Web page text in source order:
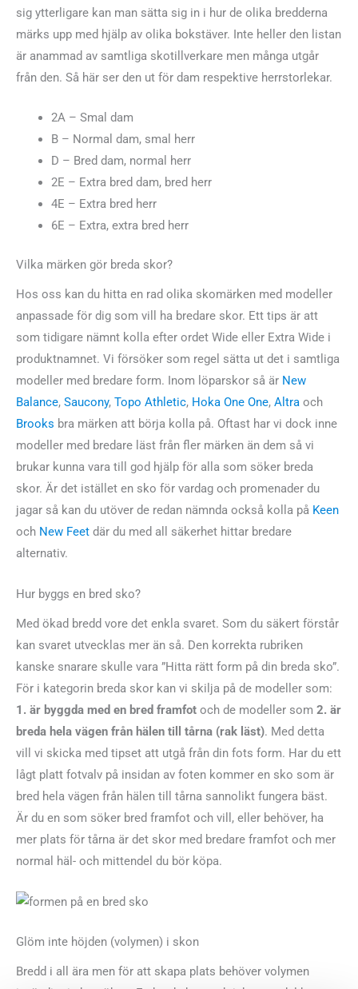
sig ytterligare kan man sätta sig in i hur de olika bredderna
märks upp med hjälp av olika bokstäver. Inte heller den listan
är anammad av samtliga skotillverkare men många utgår
från den. Så här ser den ut för dam respektive herrstorlekar.
2A – Smal dam
B – Normal dam, smal herr
D – Bred dam, normal herr
2E – Extra bred dam, bred herr
4E – Extra bred herr
6E – Extra, extra bred herr
Vilka märken gör breda skor?
Hos oss kan du hitta en rad olika skomärken med modeller
anpassade för dig som vill ha bredare skor. Ett tips är att
som tidigare nämnt kolla efter ordet Wide eller Extra Wide i
produktnamnet. Vi försöker som regel sätta ut det i samtliga
modeller med bredare form. Inom löparskor så är New
Balance, Saucony, Topo Athletic, Hoka One One, Altra och
Brooks bra märken att börja kolla på. Oftast har vi dock inne
modeller med bredare läst från fler märken än dem så vi
brukar kunna vara till god hjälp för alla som söker breda
skor. Är det istället en sko för vardag och promenader du
jagar så kan du utöver de redan nämnda också kolla på Keen
och New Feet där du med all säkerhet hittar bredare
alternativ.
Hur byggs en bred sko?
Med ökad bredd vore det enkla svaret. Som du säkert förstår
kan svaret utvecklas mer än så. Den korrekta rubriken
kanske snarare skulle vara ”Hitta rätt form på din breda sko”.
För i kategorin breda skor kan vi skilja på de modeller som:
1. är byggda med en bred framfot och de modeller som 2. är
breda hela vägen från hälen till tårna (rak läst). Med detta
vill vi skicka med tipset att utgå från din fots form. Har du ett
lågt platt fotvalv på insidan av foten kommer en sko som är
bred hela vägen från hälen till tårna sannolikt fungera bäst.
Är du en som söker bred framfot och vill, eller behöver, ha
mer plats för tårna är det skor med bredare framfot och mer
normal häl- och mittendel du bör köpa.
Glöm inte höjden (volymen) i skon
Bredd i all ära men för att skapa plats behöver volymen